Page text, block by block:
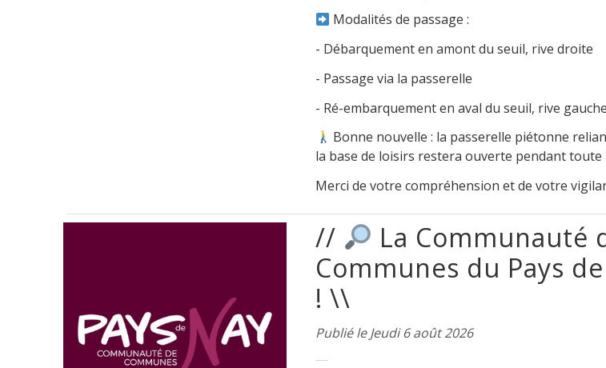
Modalités de passage :
- Débarquement en amont du seuil, rive droite
- Passage via la passerelle
- Ré-embarquement en aval du seuil, rive gauche
Bonne nouvelle : la passerelle piétonne
la base de loisirs restera ouverte pendant toute
Merci de votre compréhension et de votre
//
La Communauté
Communes du Pays
! \\
Publié le Jeudi 6 août 2026